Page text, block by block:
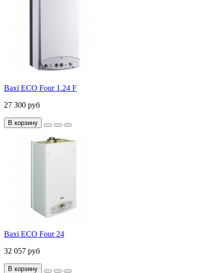
Baxi ECO Four 1.24 F
27 300 руб
В корзину
Baxi ECO Four 24
32 057 руб
В корзину